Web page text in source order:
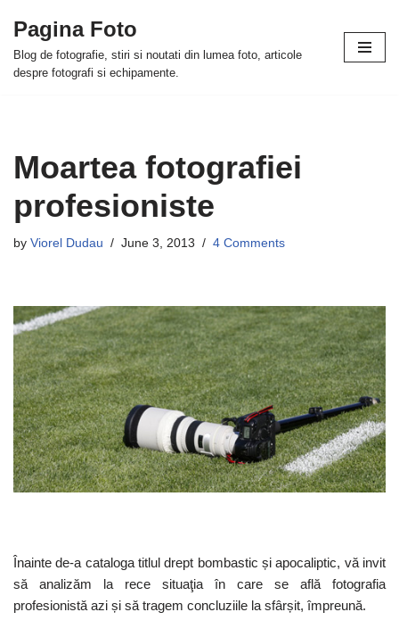
Skip
to
Pagina Foto
Blog de fotografie, stiri si noutati din lumea foto, articole
despre fotografi si echipamente.
Moartea fotografiei
profesioniste
by Viorel Dudau June 3, 2013 4 Comments
Înainte de-a cataloga titlul drept bombastic și apocaliptic, vă invit
să analizăm la rece situaţia în care se află fotografia
profesionistă azi și să tragem concluziile la sfârșit, împreună.